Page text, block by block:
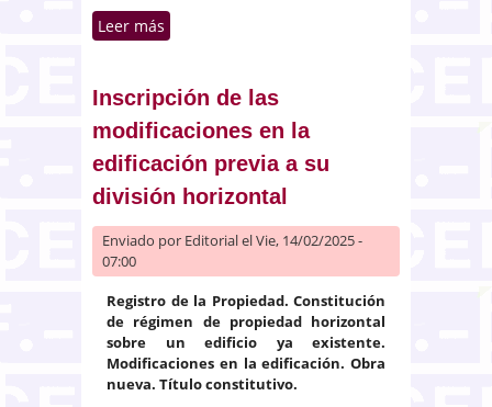
Leer más
sociedad cerrada por
insuficiencia de masa activa
Inscripción de las
modificaciones en la
edificación previa a su
división horizontal
Enviado por Editorialel Vie, 14/02/2025 -
07:00
Registro de la Propiedad. Constitución
de régimen de propiedad horizontal
sobre un edificio ya existente.
Modificaciones en la edificación. Obra
nueva. Título constitutivo.